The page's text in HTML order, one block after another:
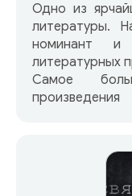
Одно из
литературы.
номинант и
литературных
Самое
выход за её
убеждается в
образов и